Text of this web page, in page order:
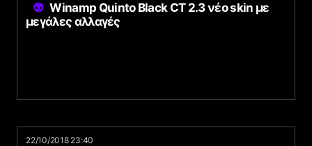
Winamp Quinto Black CT 2.3 νέο skin με
μεγάλες αλλαγές
22/10/2018 23:40